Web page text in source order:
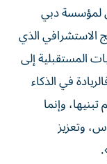
لمؤسسة دبي
الاستشرافي الذي
المستقبلية إلى
في الذكاء
وإنما
وتعزيز